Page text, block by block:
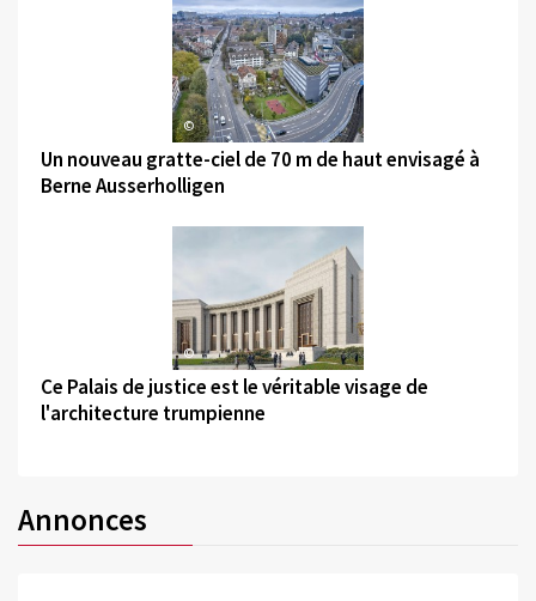
©
Un nouveau gratte-ciel de 70 m de haut envisagé à
Berne Ausserholligen
©
Ce Palais de justice est le véritable visage de
l'architecture trumpienne
Annonces